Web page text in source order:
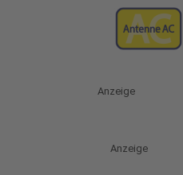
Anzeige
Anzeige